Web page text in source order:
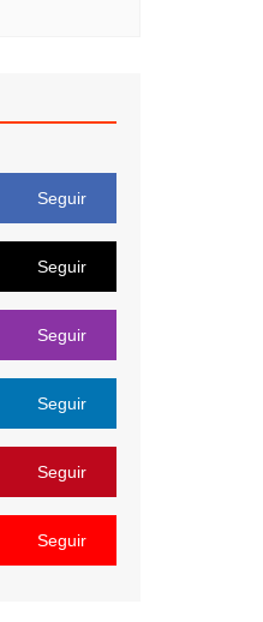
Seguir
Seguir
Seguir
Seguir
Seguir
Seguir